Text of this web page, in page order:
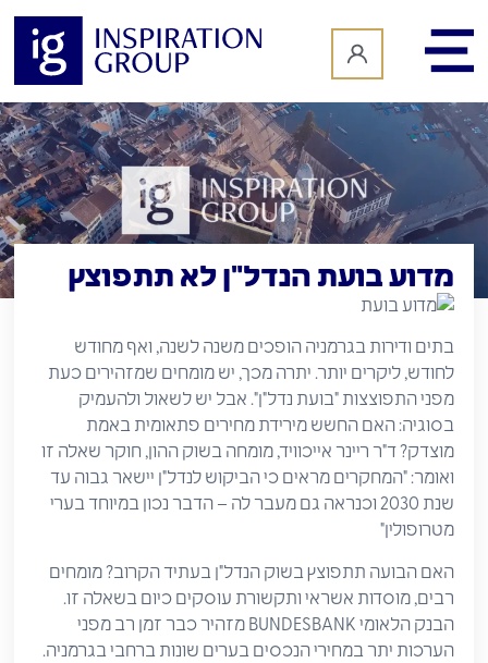
מדוע בועת הנדל"ן לא תתפוצץ
בתים ודירות בגרמניה הופכים משנה לשנה, ואף מחודש
לחודש, ליקרים יותר. יתרה מכך, יש מומחים שמזהירים כעת
מפני התפוצצות "בועת נדל"ן". אבל יש לשאול ולהעמיק
בסוגיה: האם החשש מירידת מחירים פתאומית באמת
מוצדק? ד"ר ריינר אייכוויד, מומחה בשוק ההון, חוקר שאלה זו
ואומר: "המחקרים מראים כי הביקוש לנדל"ן יישאר גבוה עד
שנת 2030 וכנראה גם מעבר לה – הדבר נכון במיוחד בערי
מטרופולין"
האם הבועה תתפוצץ בשוק הנדל"ן בעתיד הקרוב? מומחים
רבים, מוסדות אשראי ותקשורת עוסקים כיום בשאלה זו.
הבנק הלאומי BUNDESBANK מזהיר כבר זמן רב מפני
הערכות יתר במחירי הנכסים בערים שונות ברחבי בגרמניה.